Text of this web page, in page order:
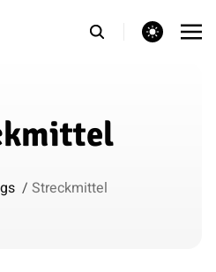
theme switcher
/ Streckmittel